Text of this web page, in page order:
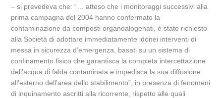
– si prevedeva che: “… atteso che i monitoraggi successivi alla
prima campagna del 2004 hanno confermato la
contaminazione da composti organoalogenati, è stato richiesto
alla Società di adottare immediatamente idonei interventi di
messa in sicurezza d’emergenza, basati su un sistema di
confinamento fisico che garantisca la completa intercettazione
dell’acqua di falda contaminata e impedisca la sua diffusione
all’esterno dell’area dello stabilimento”; in presenza di fenomeni
di inquinamento ascritti alla ricorrente, rispetto alle quali